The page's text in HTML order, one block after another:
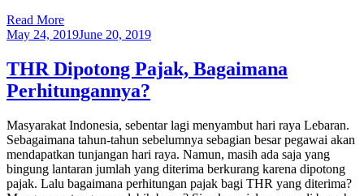
Read More
May 24, 2019June 20, 2019
THR Dipotong Pajak, Bagaimana
Perhitungannya?
Masyarakat Indonesia, sebentar lagi menyambut hari raya Lebaran.
Sebagaimana tahun-tahun sebelumnya sebagian besar pegawai akan
mendapatkan tunjangan hari raya. Namun, masih ada saja yang
bingung lantaran jumlah yang diterima berkurang karena dipotong
pajak. Lalu bagaimana perhitungan pajak bagi THR yang diterima?